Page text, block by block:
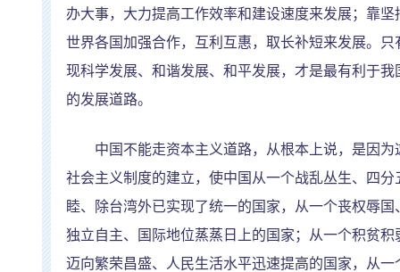
办大事，大力提高工作效率和建设速度来发展；靠
世界各国加强合作，互利互惠，取长补短来发展。
现科学发展、和谐发展、和平发展，才是最有利于
的发展道路。
中国不能走资本主义道路，从根本上说，是因为
社会主义制度的建立，使中国从一个战乱丛生、四
睦、除台湾外已实现了统一的国家，从一个丧权辱
独立自主、国际地位蒸蒸日上的国家；从一个积贫
迈向繁荣昌盛、人民生活水平迅速提高的国家，从